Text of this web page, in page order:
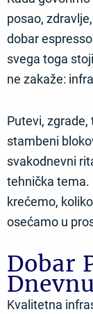
posao,
dobar
svega toga
ne zakaže:
Putevi,
stambeni
svakodnevni
tehnička tema.
krećemo,
osećamo u
Dobar
Kvalitetna